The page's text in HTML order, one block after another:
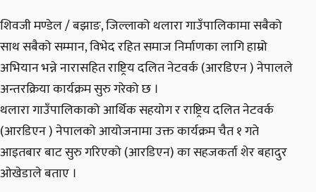
शिवजी मण्डेल / बझाङ, जिल्लाको थलारा गाउँपालिकामा सबैको
साथ सबैको सम्मान, विभेद रहित समाज निर्माणका लागि हाम्रो
अभियान भन्ने नारासहित राष्ट्रिय दलित नेटवर्क (आरडिएन ) नेपालले
अन्तरक्रिया कार्यक्रम सुरु गरेको छ ।
थलारा गाउँपालिकाको आर्थिक सहयोग र राष्ट्रिय दलित नेटवर्क
(आरडिएन ) नेपालको आयोजनामा उक्त कार्यक्रम चैत १ गते
आइतबार बाट सुरु गरिएको (आरडिएन) का सहजकर्ता शेर बहादुर
ओखेडाले बताए ।